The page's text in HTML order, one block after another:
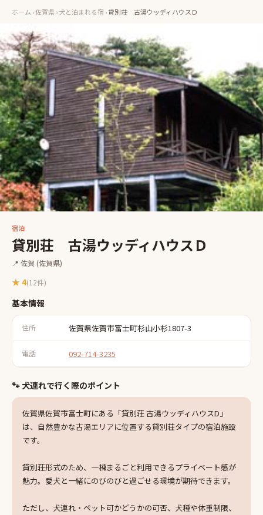
ホーム ›佐賀県›犬と泊まれる宿 ›貸別荘 古湯ウッディハウスＤ
宿泊
貸別荘 古湯ウッディハウスＤ
📍 佐賀 (佐賀県)
★ 4(12件)
基本情報
住所 佐賀県佐賀市富士町杉山小杉1807-3
電話 092-714-3235
🐾 犬連れで行く際のポイント
佐賀県佐賀市富士町にある「貸別荘 古湯ウッディハウスD」
は、自然豊かな古湯エリアに位置する貸別荘タイプの宿泊施設
です。
貸別荘形式のため、一棟まるごと利用できるプライベート感が
魅力。愛犬と一緒にのびのびと過ごせる環境が期待できます。
ただし、犬連れ・ペット可かどうかの可否、犬種や体重制限、